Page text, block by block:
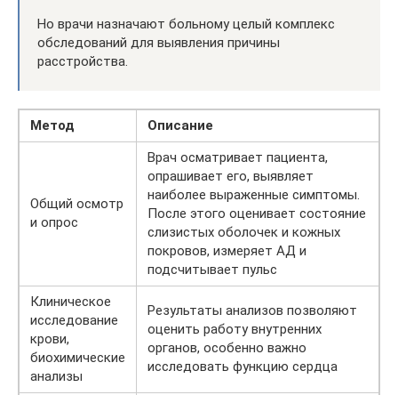
Но врачи назначают больному целый комплекс
обследований для выявления причины
расстройства.
Метод Описание
Общий осмотр
и опрос
Врач осматривает пациента,
опрашивает его, выявляет
наиболее выраженные симптомы.
После этого оценивает состояние
слизистых оболочек и кожных
покровов, измеряет АД и
подсчитывает пульс
Клиническое
исследование
крови,
биохимические
анализы
Результаты анализов позволяют
оценить работу внутренних
органов, особенно важно
исследовать функцию сердца